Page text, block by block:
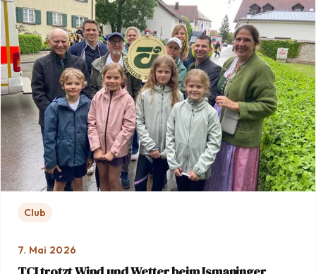
Club
7. Mai 2026